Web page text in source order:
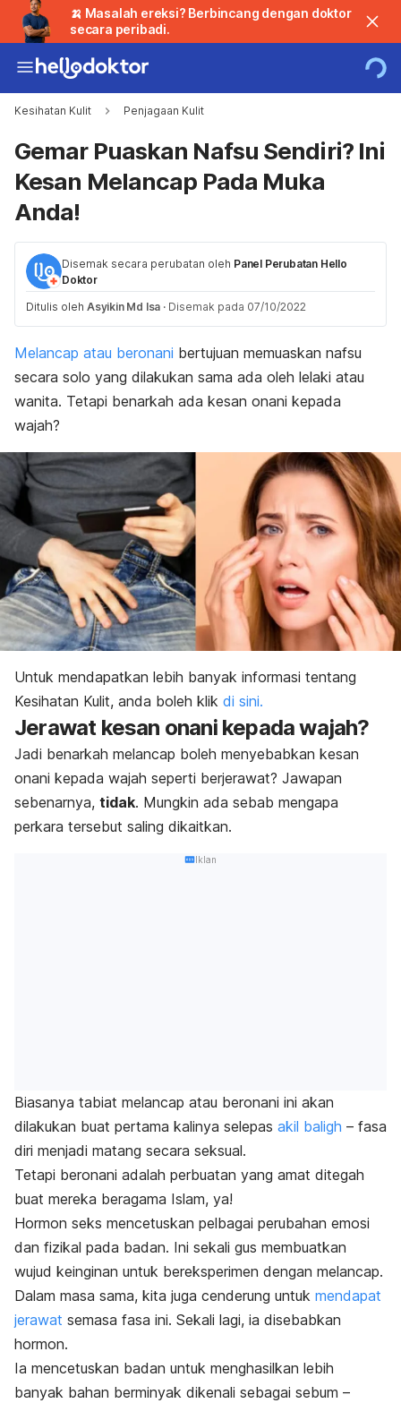
🍌 Masalah ereksi? Berbincang dengan doktor
secara peribadi.
Kesihatan Kulit Penjagaan Kulit
Gemar Puaskan Nafsu Sendiri? Ini
Kesan Melancap Pada Muka
Anda!
Disemak secara perubatan oleh Panel Perubatan Hello
Doktor
Ditulis oleh Asyikin Md Isa · Disemak pada 07/10/2022
Melancap atau beronani bertujuan memuaskan nafsu
secara solo yang dilakukan sama ada oleh lelaki atau
wanita. Tetapi benarkah ada kesan onani kepada
wajah?
Untuk mendapatkan lebih banyak informasi tentang
Kesihatan Kulit, anda boleh klik di sini.
Jerawat kesan onani kepada wajah?
Jadi benarkah melancap boleh menyebabkan kesan
onani kepada wajah seperti berjerawat? Jawapan
sebenarnya, tidak. Mungkin ada sebab mengapa
perkara tersebut saling dikaitkan.
Iklan
Biasanya tabiat melancap atau beronani ini akan
dilakukan buat pertama kalinya selepas akil baligh – fasa
diri menjadi matang secara seksual.
Tetapi beronani adalah perbuatan yang amat ditegah
buat mereka beragama Islam, ya!
Hormon seks mencetuskan pelbagai perubahan emosi
dan fizikal pada badan. Ini sekali gus membuatkan
wujud keinginan untuk bereksperimen dengan melancap.
Dalam masa sama, kita juga cenderung untuk mendapat
jerawat semasa fasa ini. Sekali lagi, ia disebabkan
hormon.
Ia mencetuskan badan untuk menghasilkan lebih
banyak bahan berminyak dikenali sebagai sebum –